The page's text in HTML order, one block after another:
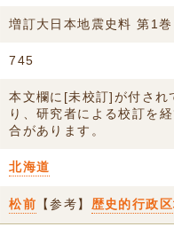
増訂大日本地震史料 第1巻
745
本文欄に[未校訂]が付され
り、研究者による校訂を
合があります。
北海道
松前 【参考】 歴史的行政